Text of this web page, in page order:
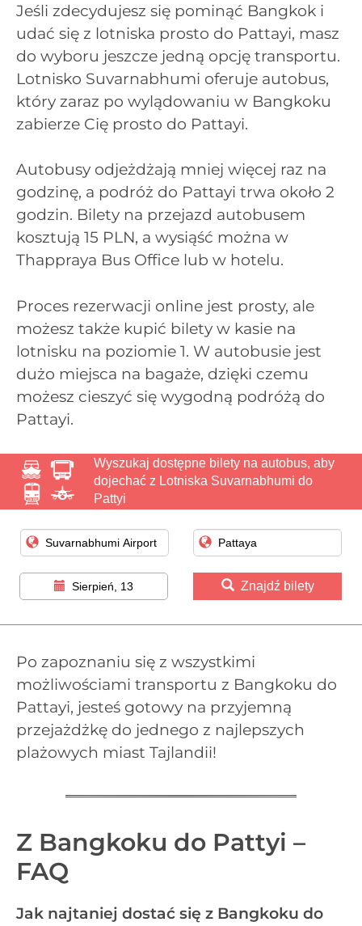
Jeśli zdecydujesz się pominąć Bangkok i
udać się z lotniska prosto do Pattayi, masz
do wyboru jeszcze jedną opcję transportu.
Lotnisko Suvarnabhumi oferuje autobus,
który zaraz po wylądowaniu w Bangkoku
zabierze Cię prosto do Pattayi.
Autobusy odjeżdżają mniej więcej raz na
godzinę, a podróż do Pattayi trwa około 2
godzin. Bilety na przejazd autobusem
kosztują 15 PLN, a wysiąść można w
Thappraya Bus Office lub w hotelu.
Proces rezerwacji online jest prosty, ale
możesz także kupić bilety w kasie na
lotnisku na poziomie 1. W autobusie jest
dużo miejsca na bagaże, dzięki czemu
możesz cieszyć się wygodną podróżą do
Pattayi.
Wyszukaj dostępne bilety na autobus, aby
dojechać z Lotniska Suvarnabhumi do
Pattyi
Sierpień, 13 Znajdź bilety
Po zapoznaniu się z wszystkimi
możliwościami transportu z Bangkoku do
Pattayi, jesteś gotowy na przyjemną
przejażdżkę do jednego z najlepszych
plażowych miast Tajlandii!
Z Bangkoku do Pattyi –
FAQ
Jak najtaniej dostać się z Bangkoku do